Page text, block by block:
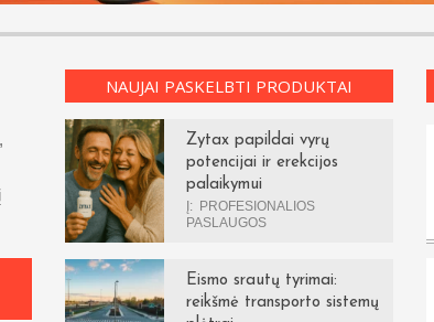
NAUJAI PASKELBTI PRODUKTAI
Zytax papildai vyrų
potencijai ir erekcijos
palaikymui
Į:
PROFESIONALIOS
PASLAUGOS
Eismo srautų tyrimai:
reikšmė transporto sistemų